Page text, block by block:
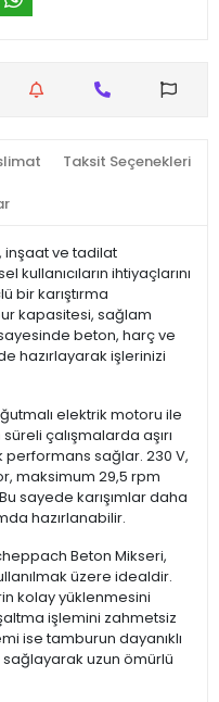
Taksit Seçenekleri
inşaat ve tadilat
ihtiyaçlarını
bir karıştırma
kapasitesi, sağlam
beton, harç ve
hazırlayarak işlerinizi
elektrik motoru ile
çalışmalarda aşırı
performans sağlar. 230 V,
maksimum 29,5 rpm
sayede karışımlar daha
hazırlanabilir.
Beton Mikseri,
üzere idealdir.
kolay yüklenmesini
işlemini zahmetsiz
ise tamburun dayanıklı
uzun ömürlü